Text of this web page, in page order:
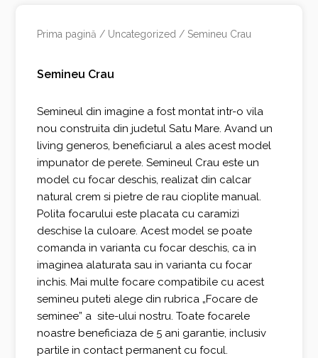
Prima pagină / Uncategorized / Semineu Crau
Semineu Crau
Semineul din imagine a fost montat intr-o vila
nou construita din judetul Satu Mare. Avand un
living generos, beneficiarul a ales acest model
impunator de perete. Semineul Crau este un
model cu focar deschis, realizat din calcar
natural crem si pietre de rau cioplite manual.
Polita focarului este placata cu caramizi
deschise la culoare. Acest model se poate
comanda in varianta cu focar deschis, ca in
imaginea alaturata sau in varianta cu focar
inchis. Mai multe focare compatibile cu acest
semineu puteti alege din rubrica „Focare de
seminee” a site-ului nostru. Toate focarele
noastre beneficiaza de 5 ani garantie, inclusiv
partile in contact permanent cu focul.